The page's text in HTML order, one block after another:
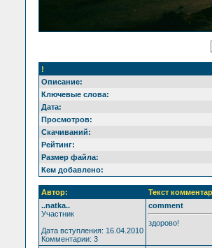
!
Описание:
Ключевые слова:
Дата:
Просмотров:
Скачиваний:
Рейтинг:
Размер файла:
Кем добавлено:
Автор:
Текст
..natka..
Участник
Дата вступления: 16.04.2010
Комментарии: 3
comment
здорово!